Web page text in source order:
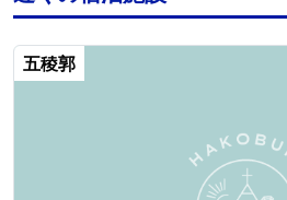
五稜郭